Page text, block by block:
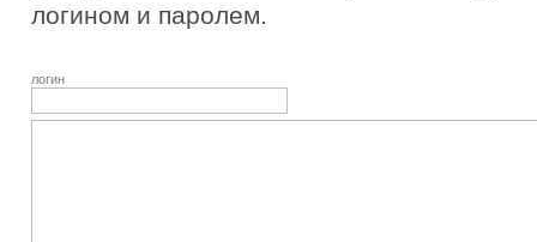
логином и паролем.
логин